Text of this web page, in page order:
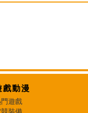
戲動漫
遊戲